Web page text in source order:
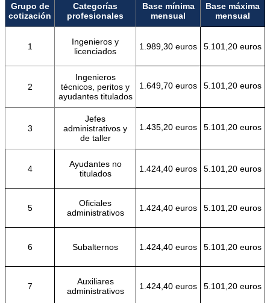
Grupo de
cotización
Categorías
profesionales
Base mínima
mensual
Base máxima
mensual
1
Ingenieros y
licenciados
1.989,30 euros 5.101,20 euros
2
Ingenieros
técnicos, peritos y
ayudantes titulados
1.649,70 euros 5.101,20 euros
3
Jefes
administrativos y
de taller
1.435,20 euros 5.101,20 euros
4
Ayudantes no
titulados
1.424,40 euros 5.101,20 euros
5
Oficiales
administrativos
1.424,40 euros 5.101,20 euros
6 Subalternos 1.424,40 euros 5.101,20 euros
7
Auxiliares
administrativos
1.424,40 euros 5.101,20 euros